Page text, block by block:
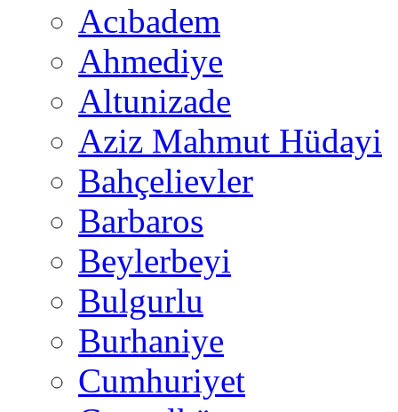
Acıbadem
Ahmediye
Altunizade
Aziz Mahmut Hüdayi
Bahçelievler
Barbaros
Beylerbeyi
Bulgurlu
Burhaniye
Cumhuriyet